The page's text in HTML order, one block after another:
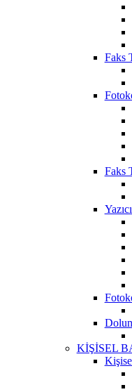
Faks
Faks
KİŞİSEL